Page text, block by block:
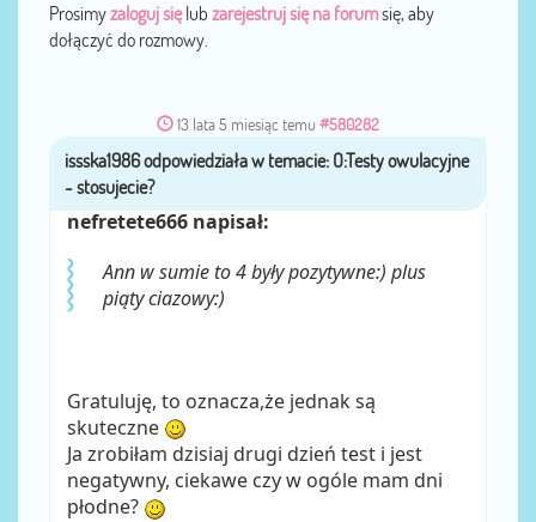
Prosimyzaloguj sięlub zarejestruj się na forumsię, aby
dołączyć do rozmowy.
13 lata 5 miesiąc temu #580282
przezissska1986
nefretete666 napisał:
Ann w sumie to 4 były pozytywne:) plus
piąty ciazowy:)
Gratuluję, to oznacza,że jednak są
skuteczne
Ja zrobiłam dzisiaj drugi dzień test i jest
negatywny, ciekawe czy w ogóle mam dni
płodne?